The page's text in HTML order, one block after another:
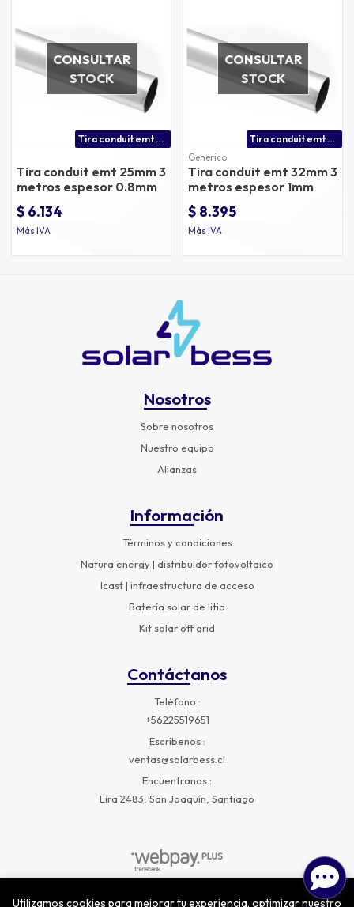
CONSULTAR
STOCK
Tira conduit emt 25mm 3 metros espesor 0.8mm
Tira conduit emt 25mm 3
metros espesor 0.8mm
$ 6.134
Más IVA
CONSULTAR
STOCK
Tira conduit emt 32mm 3 metros espesor 1mm
Generico
Tira conduit emt 32mm 3
metros espesor 1mm
$ 8.395
Más IVA
Nosotros
Sobre nosotros
Nuestro equipo
Alianzas
Información
Términos y condiciones
Natura energy | distribuidor fotovoltaico
Icast | infraestructura de acceso
Batería solar de litio
Kit solar off grid
Contáctanos
Teléfono
+56225519651
Escríbenos
ventas@solarbess.cl
Encuentranos
Lira 2483, San Joaquín, Santiago
Utilizamos cookies para mejorar tu experiencia, optimizar nuestro